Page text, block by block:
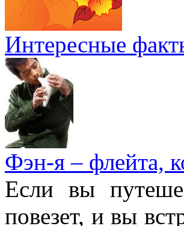
Интересные
Фэн-я – флейта,
Если вы
повезет, и вы